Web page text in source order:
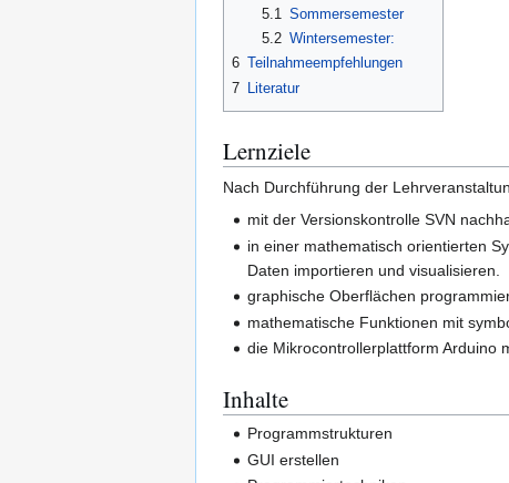
5.1
Sommersemester
5.2 Wintersemester:
6 Teilnahmeempfehlungen
7 Literatur
Lernziele
Nach Durchführung der
mit der Versionskontrolle SVN
in einer mathematisch orientierten
Daten importieren und visualisieren.
graphische Oberflächen
mathematische Funktionen mit
die Mikrocontrollerplattform Arduino
Inhalte
Programmstrukturen
GUI erstellen